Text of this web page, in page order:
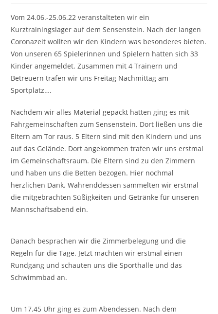
Vom 24.06.-25.06.22 veranstalteten wir ein
Kurztrainingslager auf dem Sensenstein. Nach der langen
Coronazeit wollten wir den Kindern was besonderes bieten.
Von unseren 65 Spielerinnen und Spielern hatten sich 33
Kinder angemeldet. Zusammen mit 4 Trainern und
Betreuern trafen wir uns Freitag Nachmittag am
Sportplatz….
Nachdem wir alles Material gepackt hatten ging es mit
Fahrgemeinschaften zum Sensenstein. Dort ließen uns die
Eltern am Tor raus. 5 Eltern sind mit den Kindern und uns
auf das Gelände. Dort angekommen trafen wir uns erstmal
im Gemeinschaftsraum. Die Eltern sind zu den Zimmern
und haben uns die Betten bezogen. Hier nochmal
herzlichen Dank. Währenddessen sammelten wir erstmal
die mitgebrachten Süßigkeiten und Getränke für unseren
Mannschaftsabend ein.
Danach besprachen wir die Zimmerbelegung und die
Regeln für die Tage. Jetzt machten wir erstmal einen
Rundgang und schauten uns die Sporthalle und das
Schwimmbad an.
Um 17.45 Uhr ging es zum Abendessen. Nach dem